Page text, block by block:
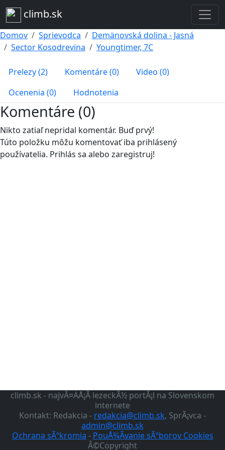
climb.sk
Domov Sprievodca
Demänovská dolina - Jasná
Sector Kosodrevina
Youngtimer, 7C
Prelezy (2) Komentáre (0)
Video (0)
Ocenenia (0)
Hodnotenia
Komentáre (0)
Nikto zatiaľ nepridal komentár. Buď prvý!
Túto položku môžu komentovať iba prihlásený
používatelia. Prihlás sa alebo zaregistruj!
climb.sk - najvÃ¤ÄÅ¡Ã­ lezeckÃ½ portÃ¡l na Slovenskom
internete
Kontakt: Redakcia - redakcia@climb.sk, SprÃ¡vca -
admin@climb.sk
Ochrana sÃºkromia - PouÅ¾Ã­vanie sÃºborov Cookies
Â©Copyright